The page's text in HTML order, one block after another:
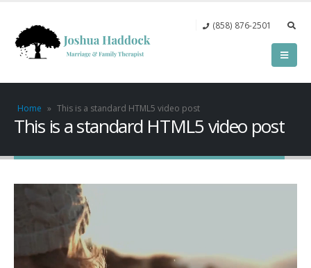
(858) 876-2501‬
Home » This is a standard HTML5 video post
This is a standard HTML5 video post